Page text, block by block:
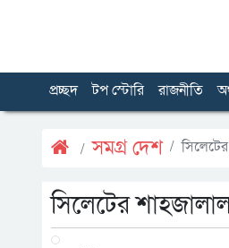
প্রচ্ছদ টপ স্টোরি রাজনীতি
সমগ্র দেশ
সিলেটের